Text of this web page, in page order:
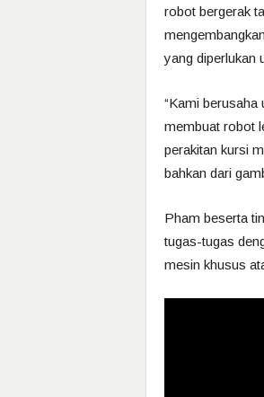
robot bergerak
yang diperlukan
“Kami berusaha
membuat robot
perakitan kursi
bahkan dari
Pham beserta
tugas-tugas
mesin khusus